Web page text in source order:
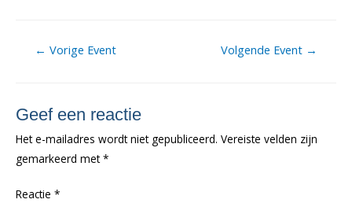
Berichtnavigatie
← Vorige Event Volgende Event →
Geef een reactie
Het e-mailadres wordt niet gepubliceerd. Vereiste velden zijn
gemarkeerd met*
Reactie *